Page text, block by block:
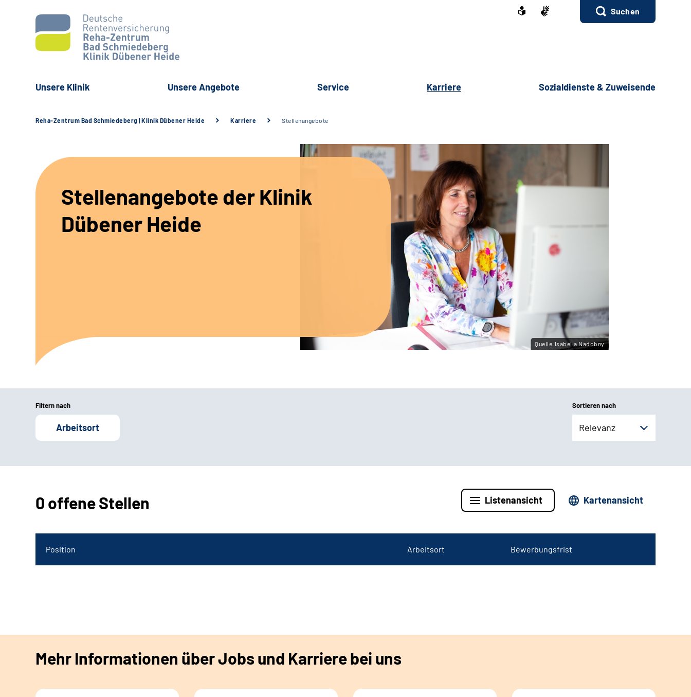
Suchen
Unsere Klinik Unsere Angebote Service Karriere Sozialdienste & Zuweisende
Reha-Zentrum Bad Schmiedeberg | Klinik Dübener Heide Karriere Stellenangebote
Stellenangebote der Klinik
Dübener Heide
Quelle:Isabella Nadobny
Filtern nach
Arbeitsort
Sortieren nach
Relevanz
0 offene Stellen Listenansicht Kartenansicht
Position Arbeitsort Bewerbungsfrist
Mehr Informationen über Jobs und Karriere bei uns